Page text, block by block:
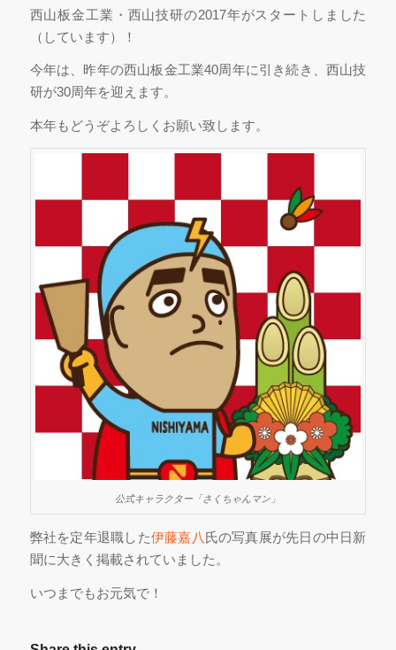
西山板金工業・西山技研の2017年がスタートしました
（しています）！
今年は、昨年の西山板金工業40周年に引き続き、西山技
研が30周年を迎えます。
本年もどうぞよろしくお願い致します。
公式キャラクター「さくちゃんマン」
弊社を定年退職した伊藤嘉八氏の写真展が先日の中日新
聞に大きく掲載されていました。
いつまでもお元気で！